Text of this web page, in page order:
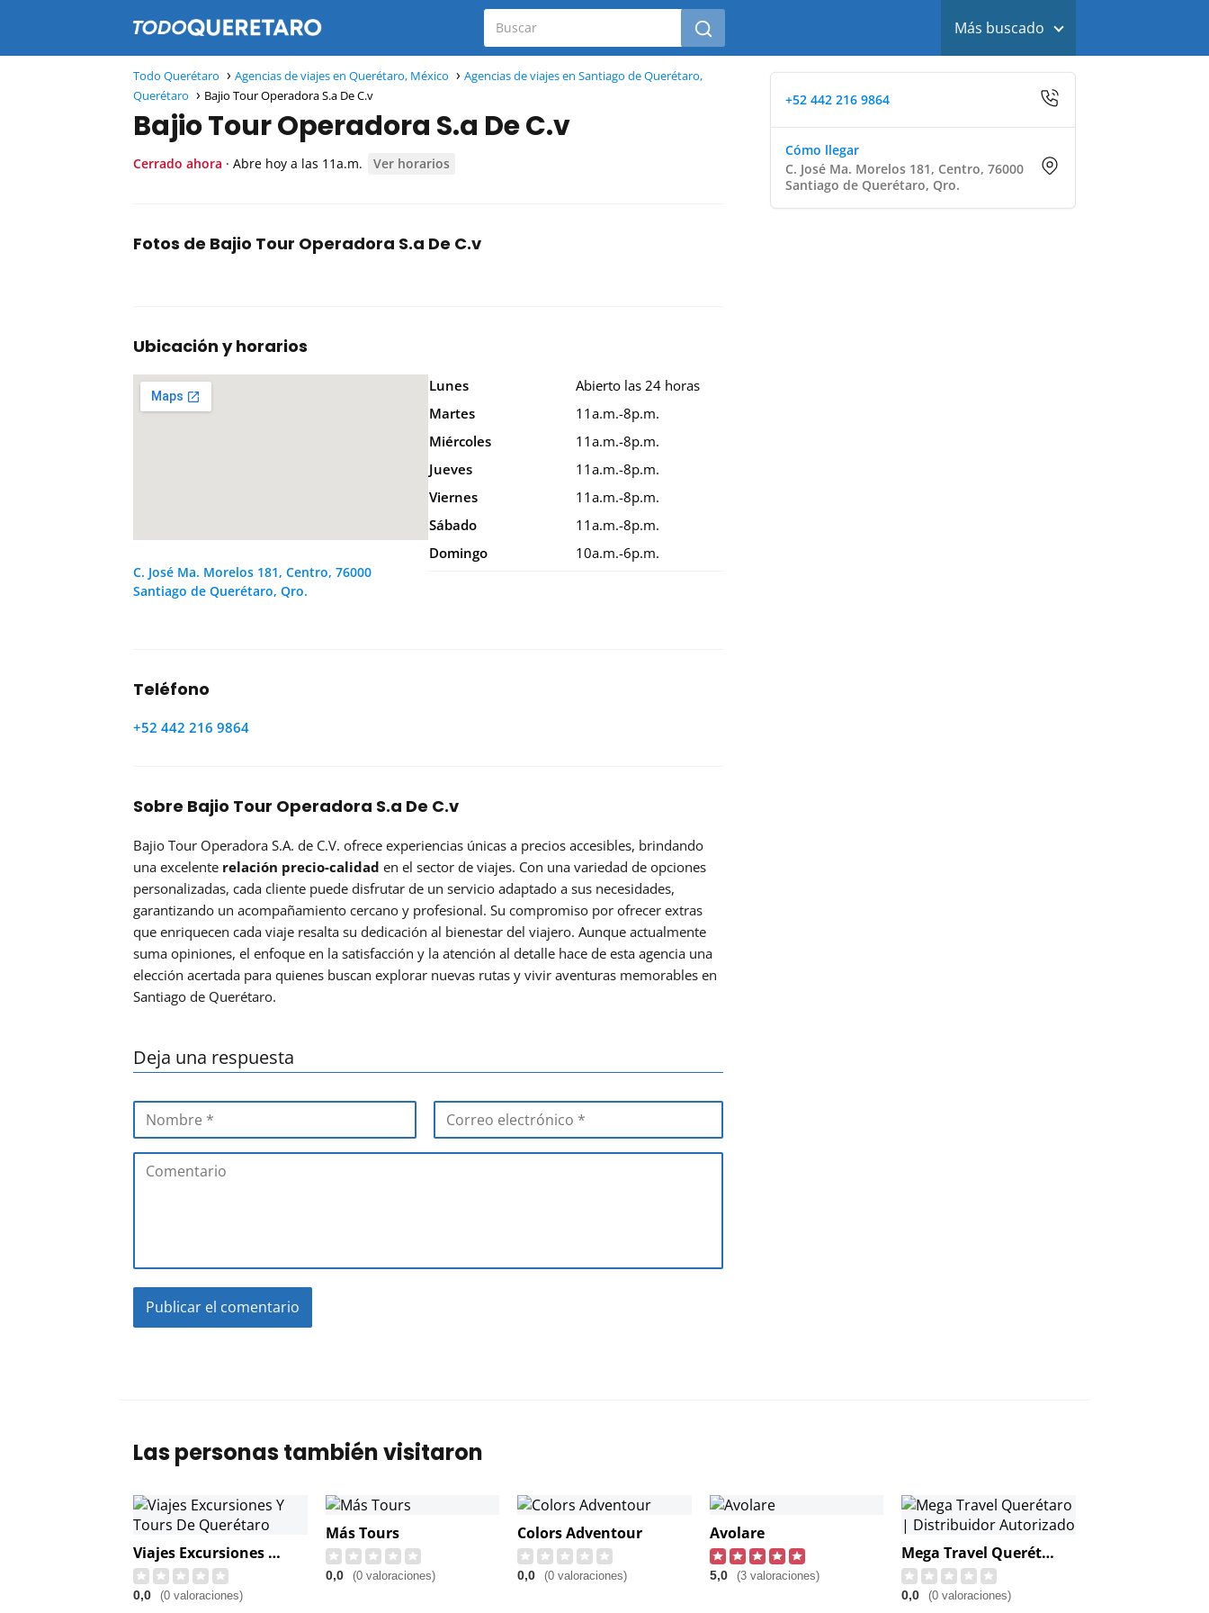
Más buscado
Todo Querétaro Agencias de viajes en Querétaro, México
Agencias de viajes en Santiago de Querétaro,
Querétaro
Bajio Tour Operadora S.a De C.v
Bajio Tour Operadora S.a De C.v
Cerrado ahora · Abre hoy a las 11a.m. Ver horarios
Fotos de Bajio Tour Operadora S.a De C.v
Ubicación y horarios
C. José Ma. Morelos 181, Centro, 76000
Santiago de Querétaro, Qro.
Lunes
Abierto las 24 horas
Martes
11a.m.-8p.m.
Miércoles
11a.m.-8p.m.
Jueves
11a.m.-8p.m.
Viernes
11a.m.-8p.m.
Sábado
11a.m.-8p.m.
Domingo
10a.m.-6p.m.
Teléfono
+52 442 216 9864
Sobre Bajio Tour Operadora S.a De C.v
Bajio Tour Operadora S.A. de C.V. ofrece experiencias únicas a precios accesibles, brindando
una excelente relación precio-calidad en el sector de viajes. Con una variedad de opciones
personalizadas, cada cliente puede disfrutar de un servicio adaptado a sus necesidades,
garantizando un acompañamiento cercano y profesional. Su compromiso por ofrecer extras
que enriquecen cada viaje resalta su dedicación al bienestar del viajero. Aunque actualmente
suma opiniones, el enfoque en la satisfacción y la atención al detalle hace de esta agencia una
elección acertada para quienes buscan explorar nuevas rutas y vivir aventuras memorables en
Santiago de Querétaro.
Deja una respuesta
+52 442 216 9864
Cómo llegar
C. José Ma. Morelos 181, Centro, 76000
Santiago de Querétaro, Qro.
Las personas también visitaron
Viajes Excursiones Y Tours De Querétaro
0,0 (0 valoraciones)
Más Tours
0,0 (0 valoraciones)
Colors Adventour
0,0 (0 valoraciones)
Avolare
5,0 (3 valoraciones)
Mega Travel Querétaro | Distribuidor Autorizado
0,0 (0 valoraciones)